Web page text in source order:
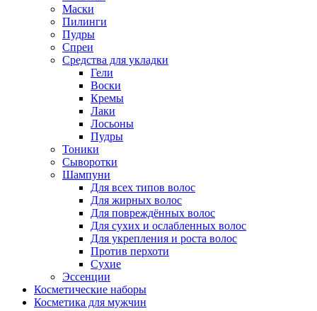
Маски
Пилинги
Пудры
Спреи
Средства для укладки
Гели
Воски
Кремы
Лаки
Лосьоны
Пудры
Тоники
Сыворотки
Шампуни
Для всех типов волос
Для жирных волос
Для повреждённых волос
Для сухих и ослабленных волос
Для укрепления и роста волос
Против перхоти
Сухие
Эссенции
Косметические наборы
Косметика для мужчин